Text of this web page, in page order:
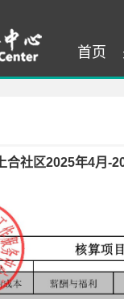
首页
上合社区2025年4月-